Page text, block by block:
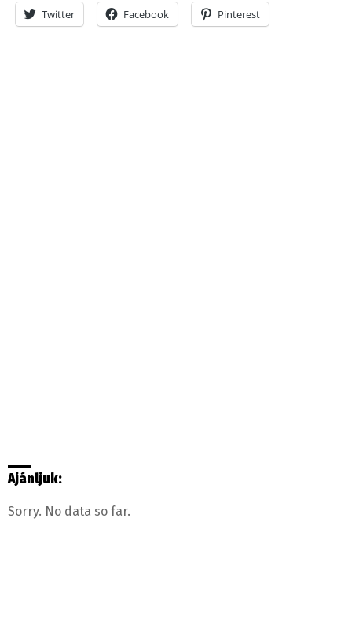
Twitter Facebook Pinterest
Ajánljuk:
Sorry. No data so far.